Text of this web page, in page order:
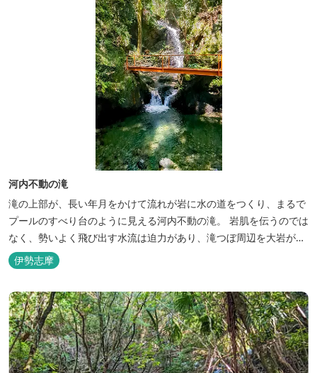
河内不動の滝
滝の上部が、長い年月をかけて流れが岩に水の道をつくり、まるで
プールのすべり台のように見える河内不動の滝。 岩肌を伝うのでは
なく、勢いよく飛び出す水流は迫力があり、滝つぼ周辺を大岩が囲
う雰囲気など、まさに秘境といえます。 国道260号線から河内の集
落を抜け、「不動の滝まで500ｍ」という看板のところまで車（軽
自動車がおすすめ）で行くことができます。 こちらに車を停めて、
徒歩約10...
伊勢志摩